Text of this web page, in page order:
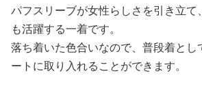
パフスリーブが女性らしさを引き立て
も活躍する一着です。
落ち着いた色合いなので、普段着とし
ートに取り入れることができます。